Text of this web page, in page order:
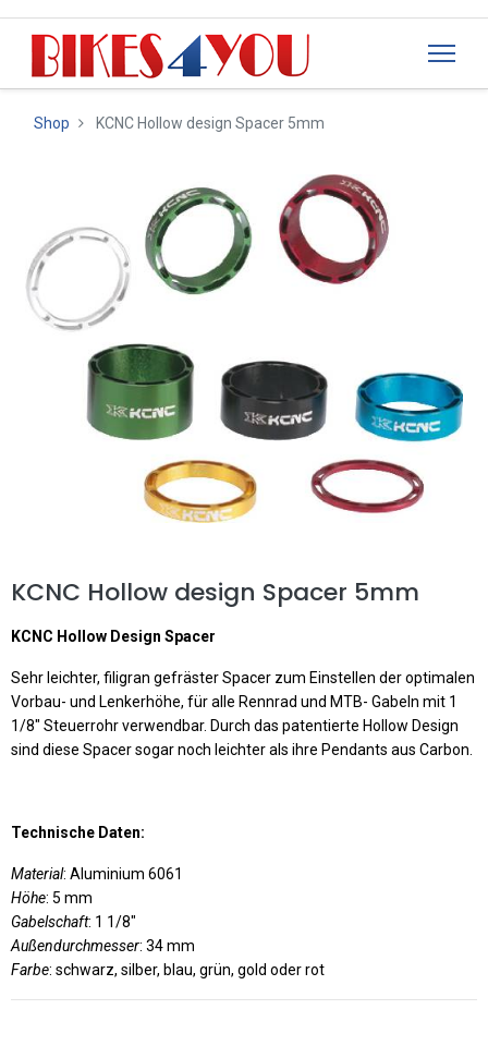
Shop KCNC Hollow design Spacer 5mm
KCNC Hollow design Spacer 5mm
KCNC Hollow Design Spacer
Sehr leichter, filigran gefräster Spacer zum Einstellen der optimalen
Vorbau- und Lenkerhöhe, für alle Rennrad und MTB- Gabeln mit 1
1/8" Steuerrohr verwendbar. Durch das patentierte Hollow Design
sind diese Spacer sogar noch leichter als ihre Pendants aus Carbon.
Technische Daten:
Material: Aluminium 6061
Höhe: 5 mm
Gabelschaft: 1 1/8"
Außendurchmesser: 34 mm
Farbe: schwarz, silber, blau, grün, gold oder rot